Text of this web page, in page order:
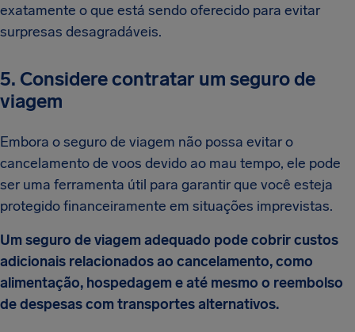
exatamente o que está sendo oferecido para evitar
surpresas desagradáveis.
5. Considere contratar um seguro de
viagem
Embora o seguro de viagem não possa evitar o
cancelamento de voos devido ao mau tempo, ele pode
ser uma ferramenta útil para garantir que você esteja
protegido financeiramente em situações imprevistas.
Um seguro de viagem adequado pode cobrir custos
adicionais relacionados ao cancelamento, como
alimentação, hospedagem e até mesmo o reembolso
de despesas com transportes alternativos.